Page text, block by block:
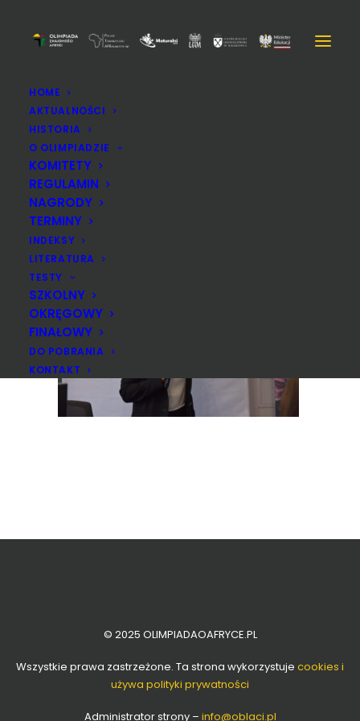
HOME
AKTUALNOŚCI
HISTORIA
O OLIMPIADZIE
KOMITETY
REGULAMIN
NAGRODY
TERMINY
INDEKSY
LITERATURA
TESTY
SZKOLNY
OKRĘGOWY
FINAŁOWY
DO POBRANIA
KONTAKT
Strona Główna
© 2025 OLIMPIADAOAFRYCE.PL
Wszystkie prawa zastrzeżone. Ta strona wykorzystuje cookies i
używa polityki prywatności
Administrator strony – info@oblaci.pl